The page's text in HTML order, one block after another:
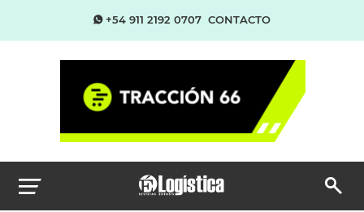
+54 911 2192 0707 CONTACTO